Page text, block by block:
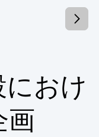
おけ
画